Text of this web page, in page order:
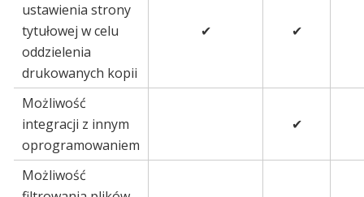
ustawienia strony
tytułowej w celu
oddzielenia
drukowanych kopii
✔ ✔
Możliwość
integracji z innym
oprogramowaniem
✔
Możliwość